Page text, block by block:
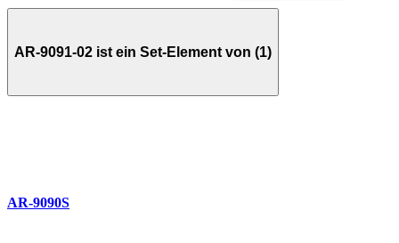
AR-9091-02 ist ein Set-Element von (1)
AR-9090S